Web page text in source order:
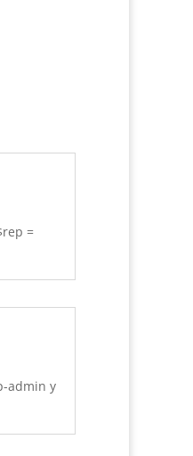
rep =
admin y